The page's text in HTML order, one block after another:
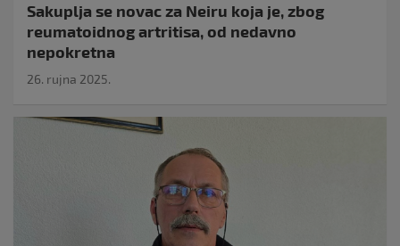
Sakuplja se novac za Neiru koja je, zbog
reumatoidnog artritisa, od nedavno
nepokretna
26. rujna 2025.